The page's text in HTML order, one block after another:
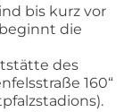
bis kurz vor
die
des
160“